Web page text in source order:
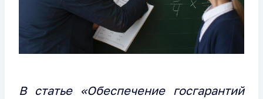
В статье «Обеспечение госгарантий